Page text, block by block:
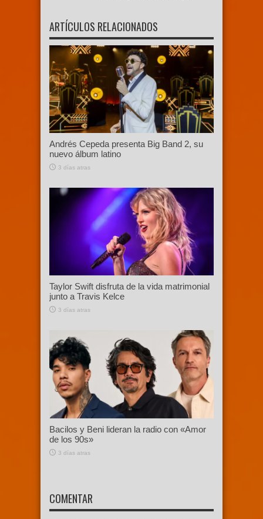
ARTÍCULOS RELACIONADOS
Andrés Cepeda presenta Big Band 2, su
nuevo álbum latino
3 días atras
Taylor Swift disfruta de la vida matrimonial
junto a Travis Kelce
3 días atras
Bacilos y Beni lideran la radio con «Amor
de los 90s»
3 días atras
COMENTAR